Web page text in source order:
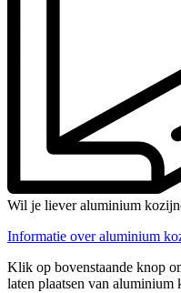
Wil je liever aluminium
Informatie over aluminium
Klik op bovenstaande knop
laten plaatsen van aluminium